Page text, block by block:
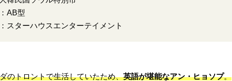
AB型
スターハウスエンターテイメント
のトロントで生活していたため、英語が堪能なアン・ヒョソプ。